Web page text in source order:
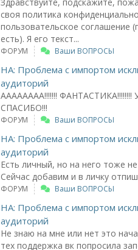
своя политика
пользовательское соглашение
есть). Я его текст...
ФОРУМ Ваши ВОПРОСЫ
НА: Проблема с импортом
аудиторий
АААААААА!!!!!!! ФАНТАСТИКА!!!!!!!!
СПАСИБО!!!
ФОРУМ Ваши ВОПРОСЫ
НА: Проблема с импортом
аудиторий
Есть личный, но на него тоже
Сейчас добавим и в личку
ФОРУМ Ваши ВОПРОСЫ
НА: Проблема с импортом
аудиторий
Не знаю на мне или нет это
тех поддержка вк попросила